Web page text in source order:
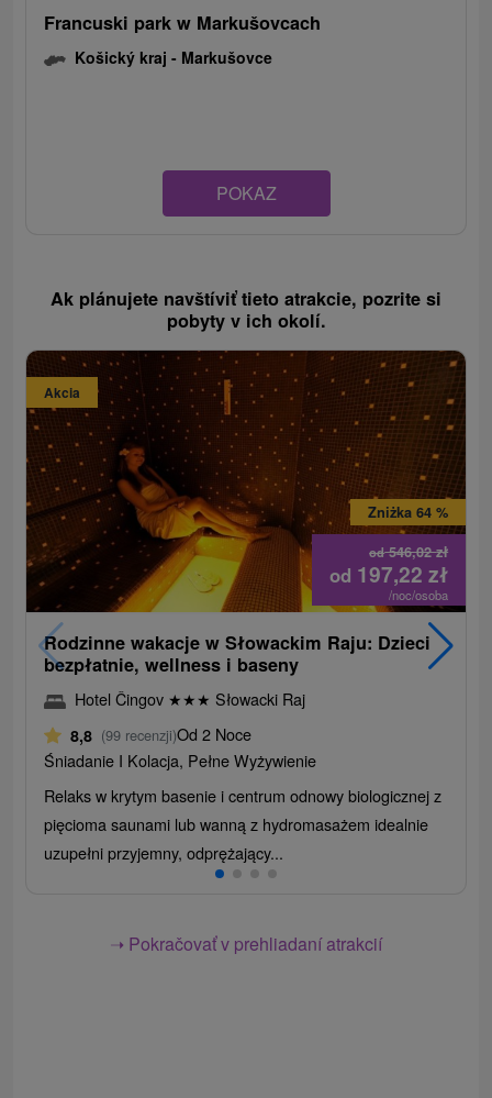
Francuski park w Markušovcach
Košický kraj - Markušovce
POKAZ
Ak plánujete navštíviť tieto atrakcie, pozrite si
pobyty v ich okolí.
Akcia
od546,02zł
Zniżka 64 %
od 197,22zł
/noc/osoba
Rodzinne wakacje w Słowackim Raju: Dzieci
bezpłatnie, wellness i baseny
Hotel Čingov ★★★ Słowacki Raj
8,8 (99 recenzji)Od 2 Noce
Śniadanie I Kolacja, Pełne Wyżywienie
Relaks w krytym basenie i centrum odnowy biologicznej z
pięcioma saunami lub wanną z hydromasażem idealnie
uzupełni przyjemny, odprężający...
➝ Pokračovať v prehliadaní atrakcií